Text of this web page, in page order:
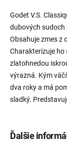
Ďalšie
Godet V.S.
dubových sudoch
Obsahuje zmes z
Charakterizuje ho
zlatohnedou
výrazná. Kým
dva roky a má
sladký.